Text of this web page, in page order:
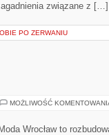
związane z […]
PO ZERWANIU
MOŻLIWOŚĆ
Moda Wrocław to